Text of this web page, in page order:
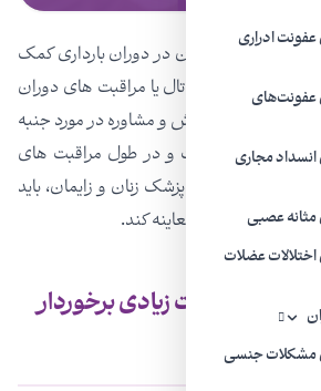
ادراری
مجاری
عصبی
عضلات
مشکلات جنسی
شما و فرزندتان در دوران بارداری کمک
مراقبت های پریناتال یا مراقبت های دوران
دوران بارداری آموزش و مشاوره در مورد جنبه
وجود خواهد داشت و در طول مراقبت های
چکاپ های تحت نظر پزشک زنان و زایمان، باید
نیز شما را معاینه کند.
از اهمیت زیادی برخوردار